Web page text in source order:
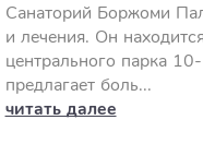
Санаторий Боржоми
и лечения. Он
центрального парка
предлагает боль...
читать далее